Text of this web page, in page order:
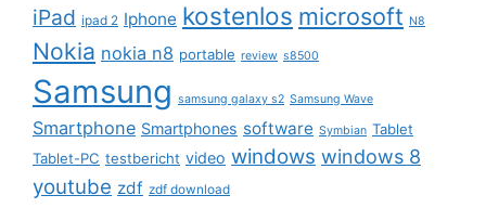
iPad ipad 2 Iphone kostenlos microsoft N8
Nokia nokia n8 portable review s8500
Samsung samsung galaxy s2 Samsung Wave
Smartphone Smartphones software Symbian Tablet
Tablet-PC testbericht video windows windows 8
youtube zdf zdf download